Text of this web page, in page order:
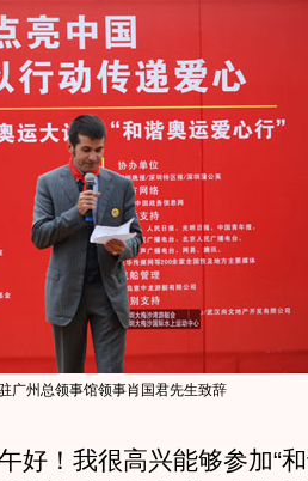
广州总领事馆领事肖国君先生致辞
！我很高兴能够参加“和